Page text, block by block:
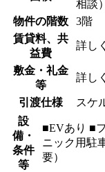
相談）
物件の階数
3階
賃貸料、共
益費
詳し
敷金・礼金
等
詳し
引渡仕様
スケ
設
備・
条件
等
■EVあり ■
ニック用駐
要）